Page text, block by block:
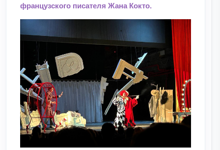
французского писателя Жана Кокто.